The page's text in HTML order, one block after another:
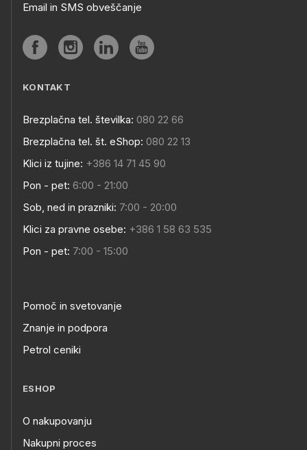
Email in SMS obveščanje
KONTAKT
Brezplačna tel. številka: 080 22 66
Brezplačna tel. št. eShop: 080 22 13
Klici iz tujine: +386 14 71 45 90
Pon - pet: 6:00 - 21:00
Sob, ned in prazniki: 7:00 - 20:00
Klici za pravne osebe: +386 1 58 63 535
Pon - pet: 7:00 - 15:00
Pomoč in svetovanje
Znanje in podpora
Petrol ceniki
ESHOP
O nakupovanju
Nakupni proces